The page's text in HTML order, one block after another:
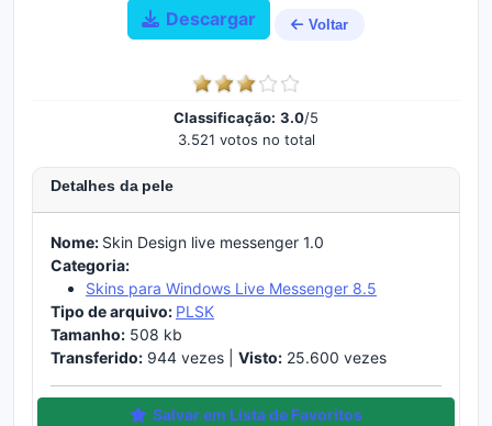
Descargar Voltar
Classificação: 3.0/5
3.521 votos no total
Detalhes da pele
Nome: Skin Design live messenger 1.0
Categoria:
Skins para Windows Live Messenger 8.5
Tipo de arquivo: PLSK
Tamanho: 508 kb
Transferido: 944 vezes | Visto: 25.600 vezes
Salvar em Lista de Favoritos